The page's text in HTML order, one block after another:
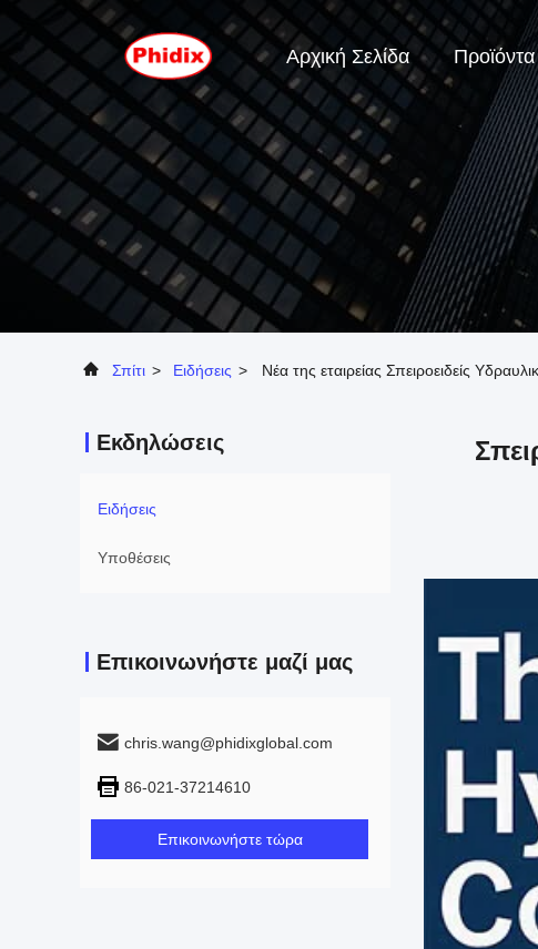
Αρχική Σελίδα Προϊόντα
Σπίτι > Ειδήσεις > Νέα της εταιρείας Σπειροειδείς
Εκδηλώσεις
Ειδήσεις
Υποθέσεις
Επικοινωνήστε μαζί μας
chris.wang@phidixglobal.com
86-021-37214610
Επικοινωνήστε τώρα